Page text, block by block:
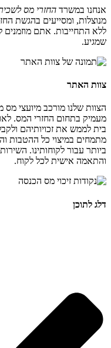
אנחנו במשרד החזרי מס
מנוצלות, ומסייעים בהגשת
ללא התחייבות. אתם מוזמנים
שמגיע.
צוות האתר
הצוות שלנו מורכב מיועצי מס
מעמיק בתחום החזרי המס.
בית לממש את זכויותיהם
מתמחים במיצוי כל ההטבות
ביותר עבור לקוחותינו.
והתאמה אישית לכל לקוח.
דלג לתוכן